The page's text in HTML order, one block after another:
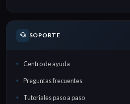
SOPORTE
Centro de ayuda
Preguntas frecuentes
Tutoriales paso a paso